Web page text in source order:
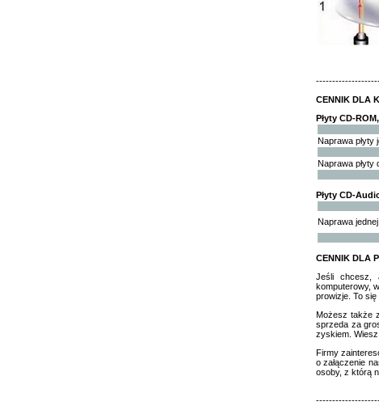
CENNIK DLA
Płyty CD-
Naprawa płyty
Naprawa płyty
Płyty CD-
Naprawa
CENNIK DLA
Jeśli chcesz,
komputerowy,
prowizje. To się
Możesz także
sprzeda za
zyskiem.
Firmy
o załączenie
osoby, z którą